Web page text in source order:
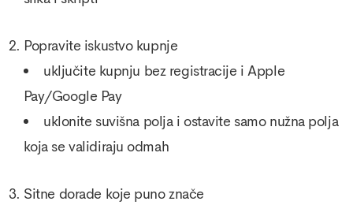
Popravite iskustvo kupnje
uključite kupnju bez registracije i Apple
Pay/Google Pay
uklonite suvišna polja i ostavite samo nužna polja
koja se validiraju odmah
Sitne dorade koje puno znače